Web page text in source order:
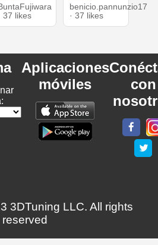
37 likes
benicio.pannunzio17
· 37 likes
Aplicaciones
móviles
con
3DTuning LLC. All rights
reserved